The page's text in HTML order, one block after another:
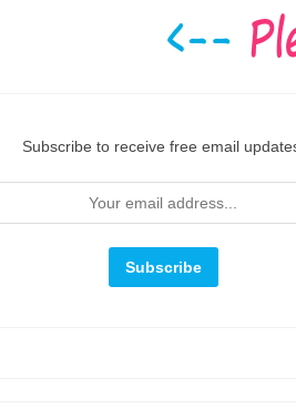
Subscribe to receive free email